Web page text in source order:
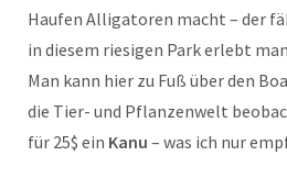
Haufen Alligatoren macht – der
in diesem riesigen Park erlebt
Man kann hier zu Fuß über den
die Tier- und Pflanzenwelt
für 25$ ein Kanu – was ich nur